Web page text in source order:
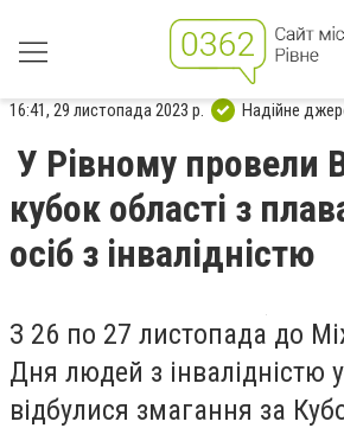
16:41, 29 листопада 2023 р. Надійне
У Рівному провели
кубок області з
осіб з інвалідністю
З 26 по 27 листопада до
Дня людей з інвалідністю
відбулися змагання за